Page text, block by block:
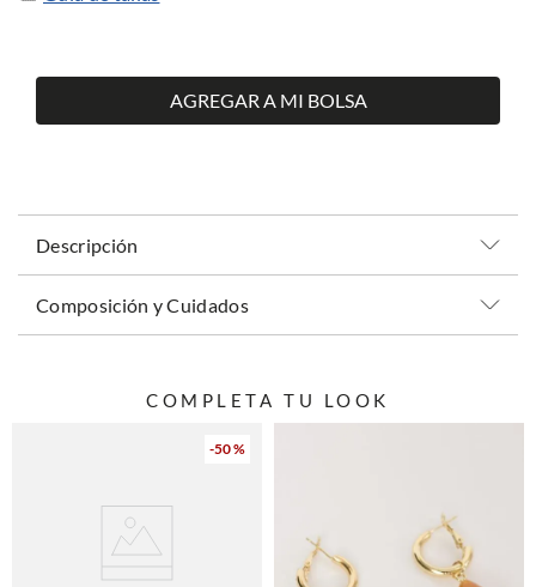
AGREGAR A MI BOLSA
Descripción
Composición y Cuidados
COMPLETA TU LOOK
-50 %